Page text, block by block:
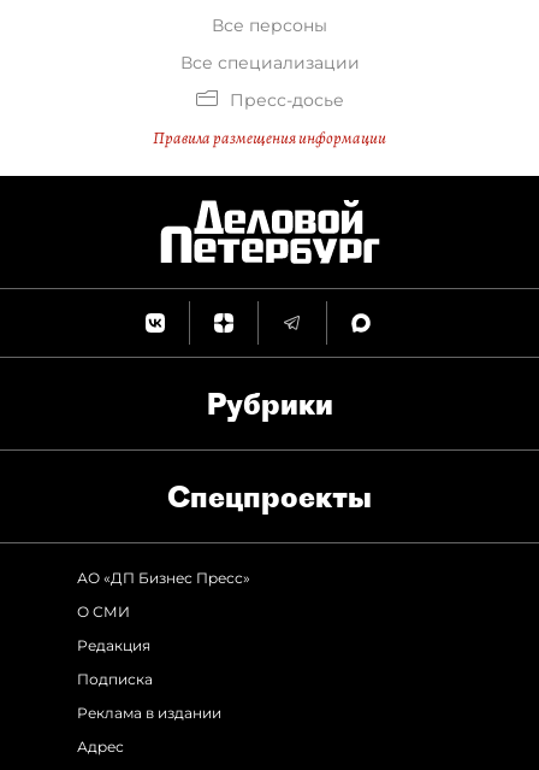
Все персоны
Все специализации
Пресс-досье
Правила размещения информации
Рубрики
Спец­проекты
АО «ДП Бизнес Пресс»
О СМИ
Редакция
Подписка
Реклама в издании
Адрес